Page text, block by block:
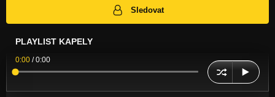
Sledovat
PLAYLIST KAPELY
0:00 /0:00